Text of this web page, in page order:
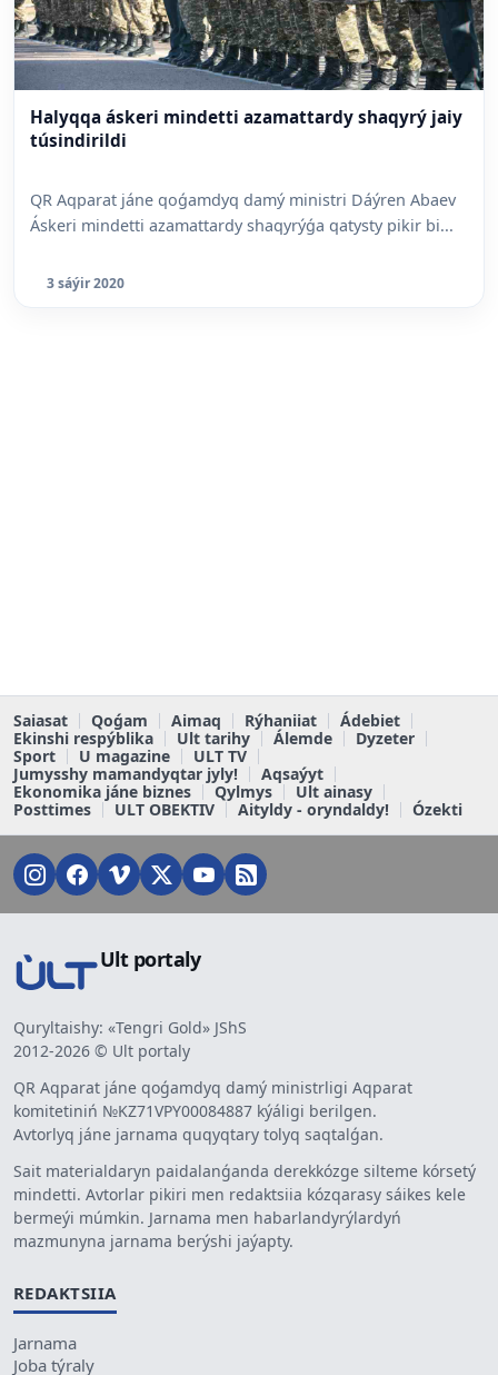
Halyqqa áskeri mindetti azamattardy shaqyrý jaiy
túsindirildi
QR Aqparat jáne qoǵamdyq damý ministri Dáýren Abaev
Áskeri mindetti azamattardy shaqyrýǵa qatysty pikir bi...
3 sáýir 2020
Saiasat Qoǵam Aimaq Rýhaniiat
Ádebiet
Ekinshi respýblika
Ult tarihy Álemde
Dyzeter
Sport
U magazine
ULT TV
Jumysshy mamandyqtar jyly!
Aqsaýyt
Ekonomika jáne biznes
Qylmys
Ult ainasy
Posttimes
ULT OBEKTIV Aityldy - oryndaldy! Ózekti
Ult portaly
Quryltaishy: «Tengri Gold» JShS
2012-2026 © Ult portaly
QR Aqparat jáne qoǵamdyq damý ministrligi Aqparat
komitetiniń №KZ71VPY00084887 kýáligi berilgen.
Avtorlyq jáne jarnama quqyqtary tolyq saqtalǵan.
Sait materialdaryn paidalanǵanda derekkózge silteme kórsetý
mindetti. Avtorlar pikiri men redaktsiia kózqarasy sáikes kele
bermeýi múmkin. Jarnama men habarlandyrýlardyń
mazmunyna jarnama berýshi jaýapty.
REDAKTSIIA
Jarnama
Joba týraly